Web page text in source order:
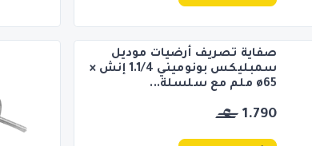
صفاية تصريف أرضيات موديل
سمبليكس بونوميني 1.1/4 إنش ×
ø65 ملم مع سلسلة...
1.790